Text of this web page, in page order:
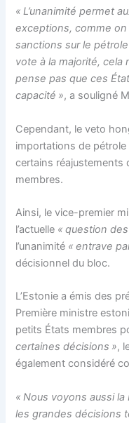
« L’unanimité permet
exceptions, comme
sanctions sur le
vote à la majorité, cela
pense pas que ces
capacité », a souligné
Cependant, le veto
importations de
certains réajustements
membres.
Ainsi, le vice-premier
l’actuelle « question
l’unanimité « entrave
décisionnel du bloc.
L’Estonie a émis des
Première ministre
petits États membres
certaines décisions »,
également considéré
« Nous voyons aussi
les grandes décisions